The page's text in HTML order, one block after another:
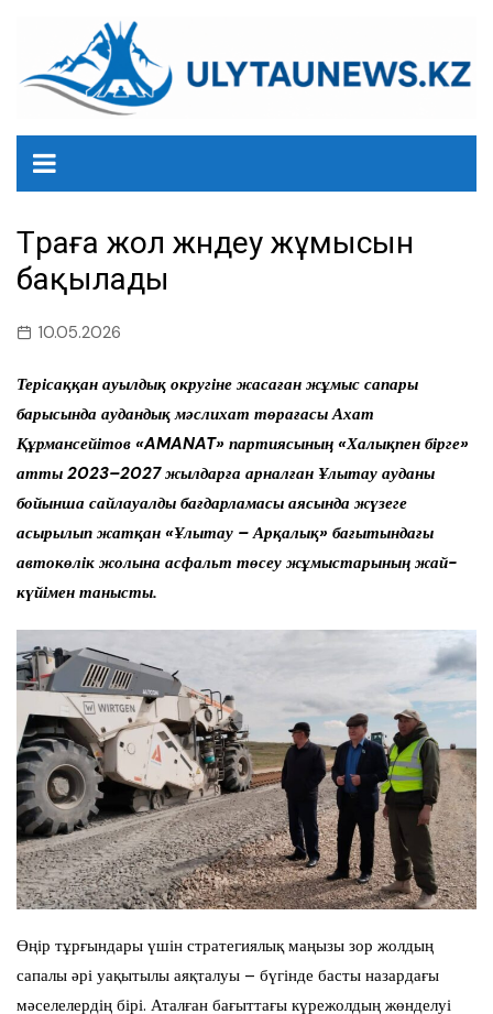
содержанию
Төраға жол жөндеу жұмысын
бақылады
10.05.2026
Терісаққан ауылдық округіне жасаған жұмыс сапары
барысында аудандық мәслихат төрағасы Ахат
Құрмансейітов «AMANAT» партиясының «Халықпен бірге»
атты 2023–2027 жылдарға арналған Ұлытау ауданы
бойынша сайлауалды бағдарламасы аясында жүзеге
асырылып жатқан «Ұлытау – Арқалық» бағытындағы
автокөлік жолына асфальт төсеу жұмыстарының жай-
күйімен танысты.
Өңір тұрғындары үшін стратегиялық маңызы зор жолдың
сапалы әрі уақытылы аяқталуы – бүгінде басты назардағы
мәселелердің бірі. Аталған бағыттағы күрежолдың жөнделуі